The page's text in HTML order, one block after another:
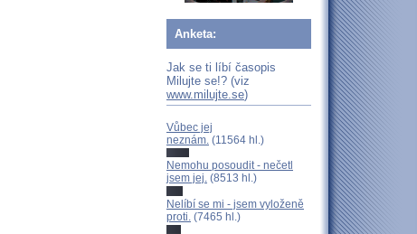
Anketa:
Jak se ti líbí časopis
Milujte se!? (viz
www.milujte.se)
Vůbec jej
neznám. (11564 hl.)
Nemohu posoudit - nečetl
jsem jej. (8513 hl.)
Nelíbí se mi - jsem vyloženě
proti. (7465 hl.)